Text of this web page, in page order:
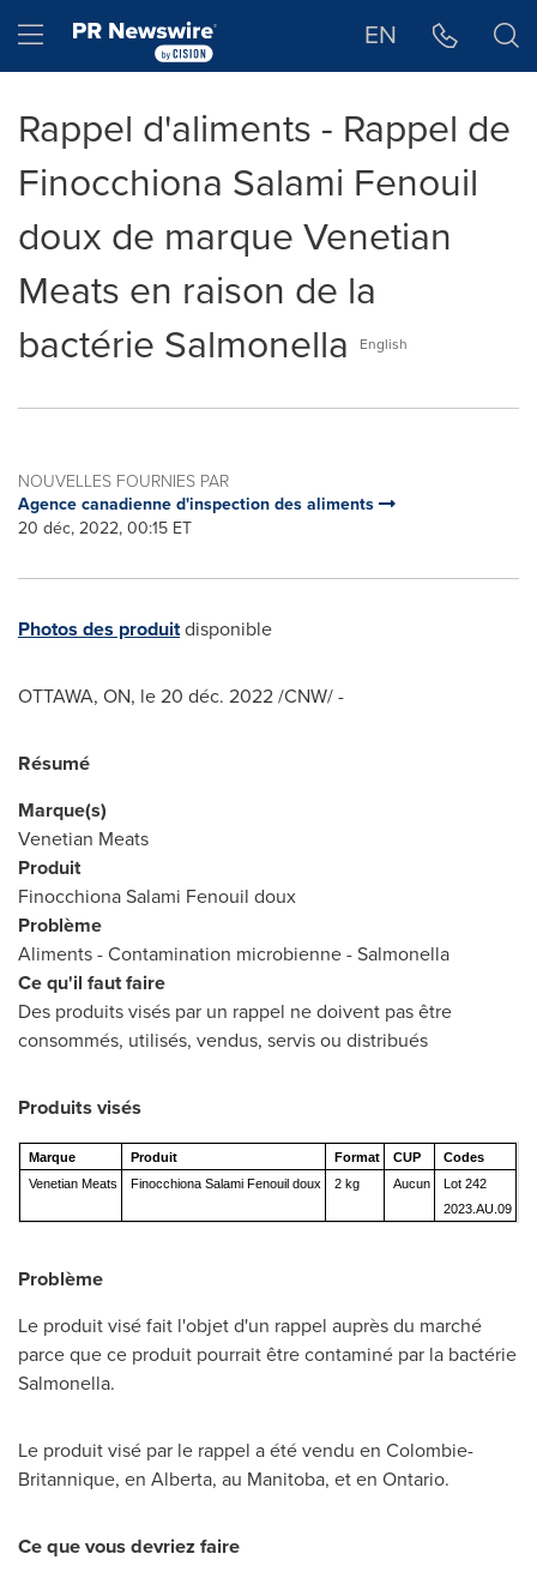
Hamburger menu EN
Rappel d'aliments - Rappel de
Finocchiona Salami Fenouil
doux de marque Venetian
Meats en raison de la
bactérie Salmonella
English
NOUVELLES FOURNIES PAR
Agence canadienne d'inspection des aliments
20 déc, 2022, 00:15 ET
Photos des produitdisponible
OTTAWA, ON, le 20 déc. 2022/CNW/ -
Résumé
Marque(s)
Venetian Meats
Produit
Finocchiona Salami Fenouil doux
Problème
Aliments - Contamination microbienne - Salmonella
Ce qu'il faut faire
Des produits visés par un rappel ne doivent pas être
consommés, utilisés, vendus, servis ou distribués
Produits visés
Marque Produit Format CUP
Codes
Venetian Meats
Finocchiona Salami Fenouil doux 2 kg Aucun
Lot 242
2023.AU.09
Problème
Le produit visé fait l'objet d'un rappel auprès du marché
parce que ce produit pourrait être contaminé par la bactérie
Salmonella.
Le produit visé par le rappel a été vendu en Colombie-
Britannique, en Alberta, au Manitoba, et en Ontario.
Ce que vous devriez faire